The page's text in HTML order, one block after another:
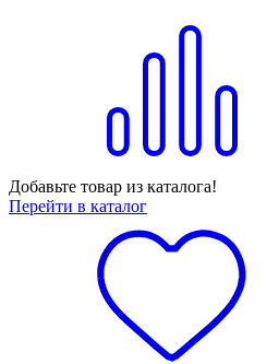
Добавьте товар из каталога!
Перейти в каталог